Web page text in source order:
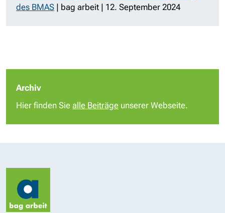
des BMAS | bag arbeit | 12. September 2024
Archiv
Hier finden Sie alle Beiträge unserer Webseite.